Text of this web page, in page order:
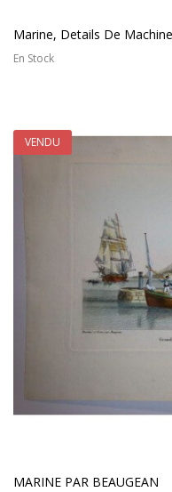
Marine, Details De
En Stock
MARINE PAR BEAUGEAN
VENDU